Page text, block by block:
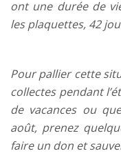
ont une durée de
les plaquettes, 42
Pour pallier cette
collectes pendant
de vacances ou
août, prenez
faire un don et